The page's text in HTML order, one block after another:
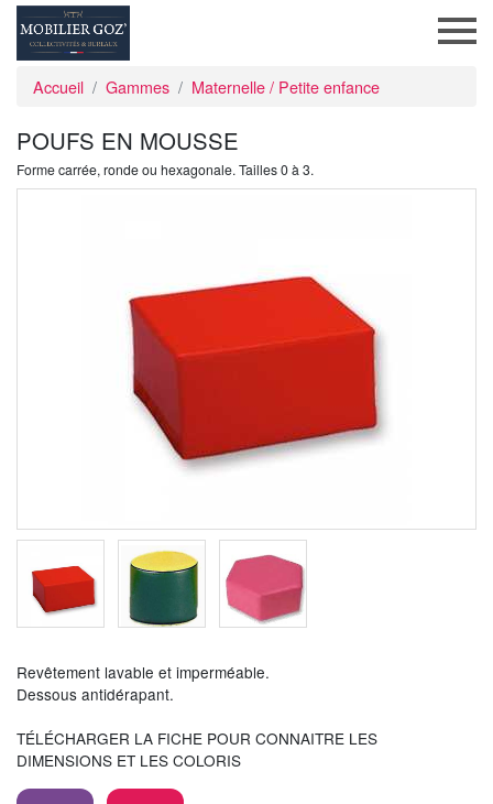
Accueil Gammes Maternelle / Petite enfance
POUFS EN MOUSSE
Forme carrée, ronde ou hexagonale. Tailles 0 à 3.
Revêtement lavable et imperméable.
Dessous antidérapant.
TÉLÉCHARGER LA FICHE POUR CONNAITRE LES
DIMENSIONS ET LES COLORIS